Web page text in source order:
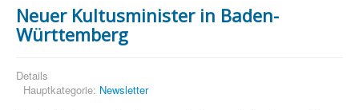
Neuer Kultusminister in Baden-
Württemberg
Details
Hauptkategorie: Newsletter